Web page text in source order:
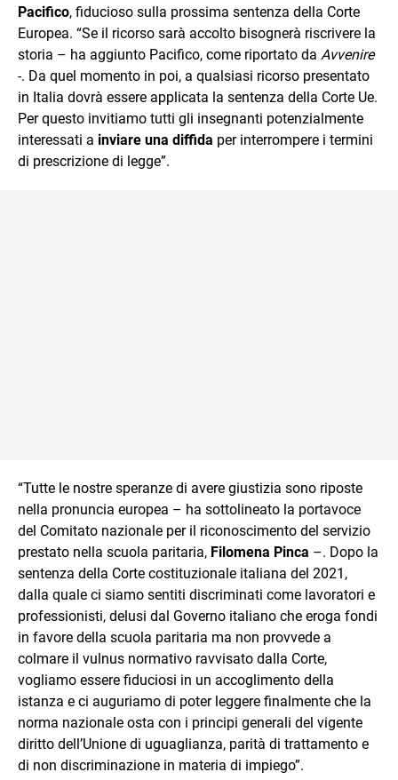
Pacifico, fiducioso sulla prossima sentenza della Corte
Europea. “Se il ricorso sarà accolto bisognerà riscrivere la
storia – ha aggiunto Pacifico, come riportato da Avvenire
-. Da quel momento in poi, a qualsiasi ricorso presentato
in Italia dovrà essere applicata la sentenza della Corte Ue.
Per questo invitiamo tutti gli insegnanti potenzialmente
interessati a inviare una diffida per interrompere i termini
di prescrizione di legge”.
“Tutte le nostre speranze di avere giustizia sono riposte
nella pronuncia europea – ha sottolineato la portavoce
del Comitato nazionale per il riconoscimento del servizio
prestato nella scuola paritaria, Filomena Pinca –. Dopo la
sentenza della Corte costituzionale italiana del 2021,
dalla quale ci siamo sentiti discriminati come lavoratori e
professionisti, delusi dal Governo italiano che eroga fondi
in favore della scuola paritaria ma non provvede a
colmare il vulnus normativo ravvisato dalla Corte,
vogliamo essere fiduciosi in un accoglimento della
istanza e ci auguriamo di poter leggere finalmente che la
norma nazionale osta con i principi generali del vigente
diritto dell’Unione di uguaglianza, parità di trattamento e
di non discriminazione in materia di impiego”.